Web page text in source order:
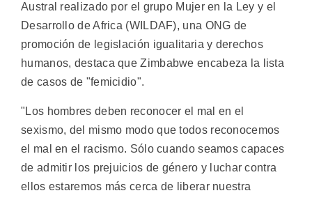
Austral realizado por el grupo Mujer en la Ley y el
Desarrollo de Africa (WILDAF), una ONG de
promoción de legislación igualitaria y derechos
humanos, destaca que Zimbabwe encabeza la lista
de casos de "femicidio".
"Los hombres deben reconocer el mal en el
sexismo, del mismo modo que todos reconocemos
el mal en el racismo. Sólo cuando seamos capaces
de admitir los prejuicios de género y luchar contra
ellos estaremos más cerca de liberar nuestra